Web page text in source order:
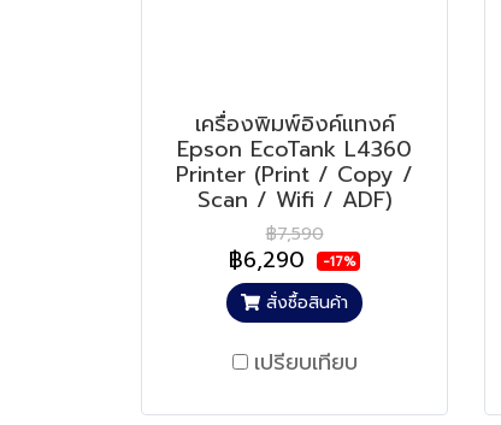
เครื่องพิมพ์อิงค์แทงค์
Epson EcoTank L4360
Printer (Print / Copy /
Scan / Wifi / ADF)
฿7,590
฿6,290 -17%
สั่งซื้อสินค้า
เปรียบเทียบ